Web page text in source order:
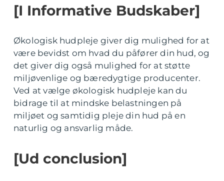
[I Informative Budskaber]
Økologisk hudpleje giver dig mulighed for at
være bevidst om hvad du påfører din hud, og
det giver dig også mulighed for at støtte
miljøvenlige og bæredygtige producenter.
Ved at vælge økologisk hudpleje kan du
bidrage til at mindske belastningen på
miljøet og samtidig pleje din hud på en
naturlig og ansvarlig måde.
[Ud conclusion]